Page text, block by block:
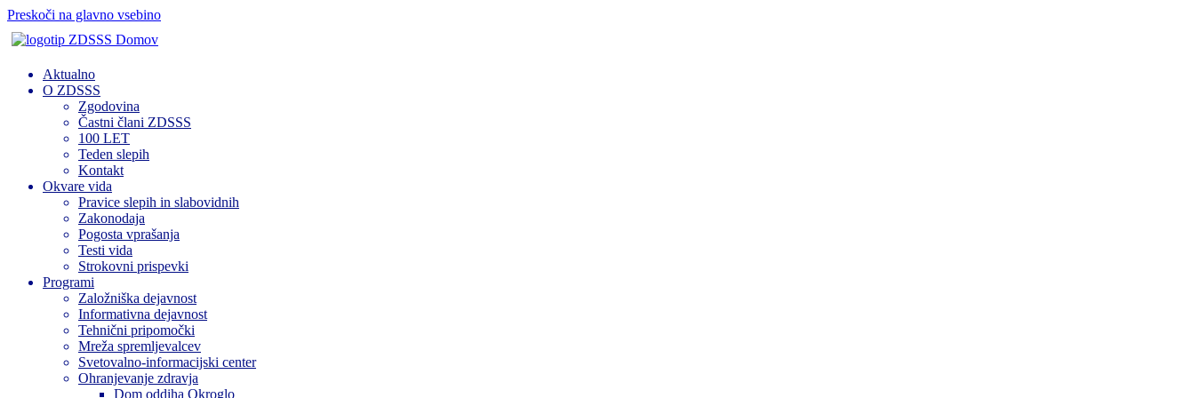
Preskoči na glavno vsebino
Domov
Aktualno
O ZDSSS
Zgodovina
Častni člani ZDSSS
100 LET
Teden slepih
Kontakt
Okvare vida
Pravice slepih in slabovidnih
Zakonodaja
Pogosta vprašanja
Testi vida
Strokovni prispevki
Programi
Založniška dejavnost
Informativna dejavnost
Tehnični pripomočki
Mreža spremljevalcev
Svetovalno-informacijski center
Ohranjevanje zdravja
Dom oddiha Okroglo